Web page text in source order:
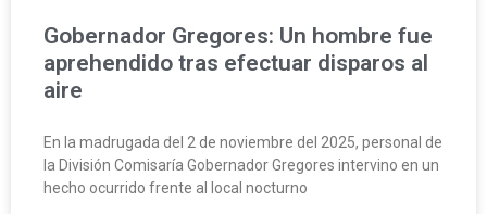
Gobernador Gregores: Un hombre fue
aprehendido tras efectuar disparos al
aire
En la madrugada del 2 de noviembre del 2025, personal de
la División Comisaría Gobernador Gregores intervino en un
hecho ocurrido frente al local nocturno